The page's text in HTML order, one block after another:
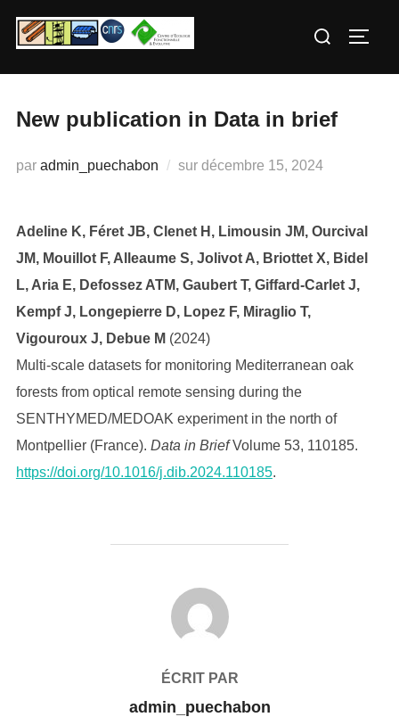
Rechercher :
New publication in Data in brief
par admin_puechabon sur Publié
décembre 15, 2024
Adeline K, Féret JB, Clenet H, Limousin JM, Ourcival
JM, Mouillot F, Alleaume S, Jolivot A, Briottet X, Bidel
L, Aria E, Defossez ATM, Gaubert T, Giffard-Carlet J,
Kempf J, Longepierre D, Lopez F, Miraglio T,
Vigouroux J, Debue M (2024)
Multi-scale datasets for monitoring Mediterranean oak
forests from optical remote sensing during the
SENTHYMED/MEDOAK experiment in the north of
Montpellier (France). Data in BriefVolume 53, 110185.
https://doi.org/10.1016/j.dib.2024.110185.
AUTEUR DE LA PUBLICATION
ÉCRIT PAR
admin_puechabon